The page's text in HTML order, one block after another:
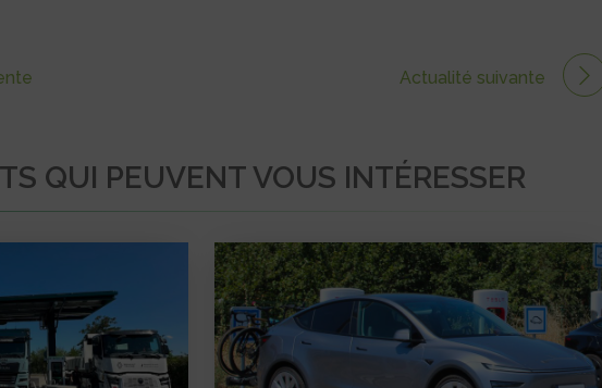
Actualité suivante
QUI PEUVENT VOUS INTÉRESSER